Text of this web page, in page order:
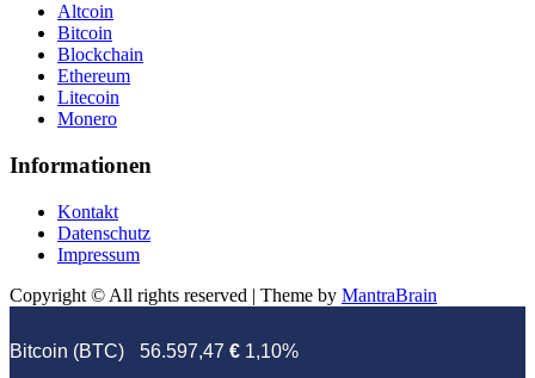
Altcoin
Bitcoin
Blockchain
Ethereum
Litecoin
Monero
Informationen
Kontakt
Datenschutz
Impressum
Copyright © All rights reserved | Theme by MantraBrain
Bitcoin (BTC) 56.597,47 € 1,10%